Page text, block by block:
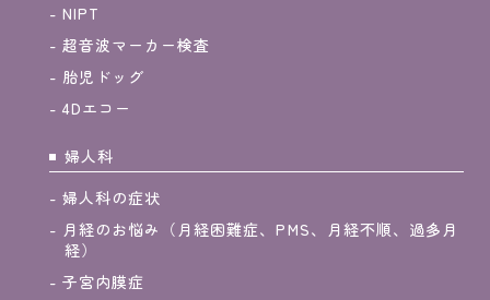
NIPT
超音波マーカー検査
胎児ドッグ
4Dエコー
婦人科
婦人科の症状
月経のお悩み（月経困難症、PMS、月経不順、過多月
経）
子宮内膜症